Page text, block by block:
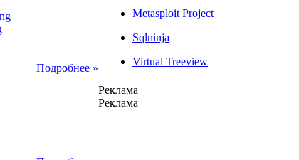
Подробнее »
Metasploit Project
Sqlninja
Virtual Treeview
Реклама
Реклама